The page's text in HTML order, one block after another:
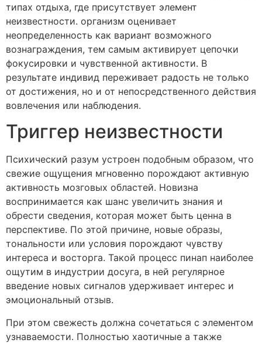
типах отдыха, где присутствует элемент
неизвестности. организм оценивает
неопределенность как вариант возможного
вознаграждения, тем самым активирует цепочки
фокусировки и чувственной активности. В
результате индивид переживает радость не только
от достижения, но и от непосредственного действия
вовлечения или наблюдения.
Триггер неизвестности
Психический разум устроен подобным образом, что
свежие ощущения мгновенно порождают активную
активность мозговых областей. Новизна
воспринимается как шанс увеличить знания и
обрести сведения, которая может быть ценна в
перспективе. По этой причине, новые образы,
тональности или условия порождают чувству
интереса и восторга. Такой процесс пинап наиболее
ощутим в индустрии досуга, в ней регулярное
введение новых сигналов удерживает интерес и
эмоциональный отзыв.
При этом свежесть должна сочетаться с элементом
узнаваемости. Полностью хаотичные а также